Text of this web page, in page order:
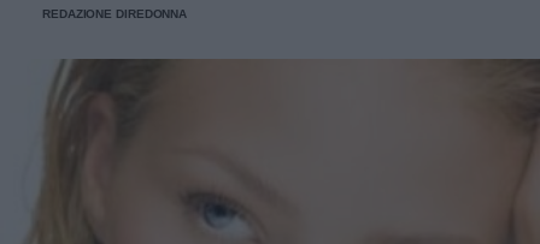
REDAZIONE DIREDONNA